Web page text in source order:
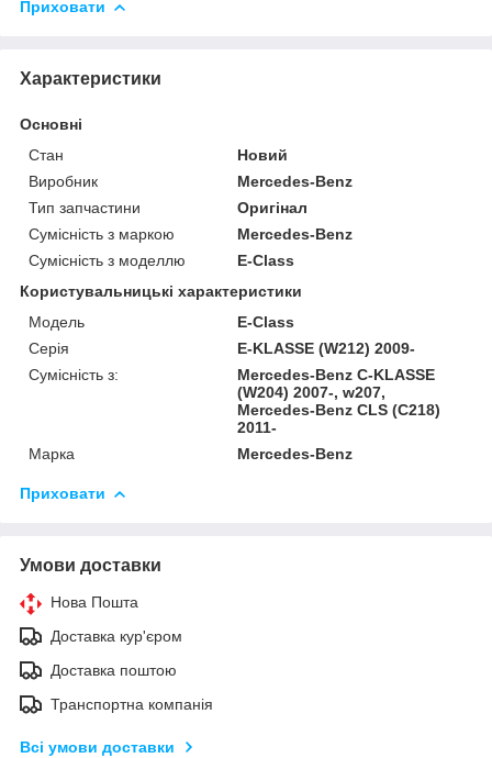
Приховати
Характеристики
Основні
Стан
Новий
Виробник
Mercedes-Benz
Тип запчастини
Оригінал
Сумісність з маркою
Mercedes-Benz
Сумісність з моделлю
E-Class
Користувальницькі характеристики
Модель
E-Class
Серія
E-KLASSE (W212) 2009-
Сумісність з:
Mercedes-Benz C-KLASSE
(W204) 2007-, w207,
Mercedes-Benz CLS (C218)
2011-
Марка
Mercedes-Benz
Приховати
Умови доставки
Нова Пошта
Доставка кур'єром
Доставка поштою
Транспортна компанія
Всі умови доставки